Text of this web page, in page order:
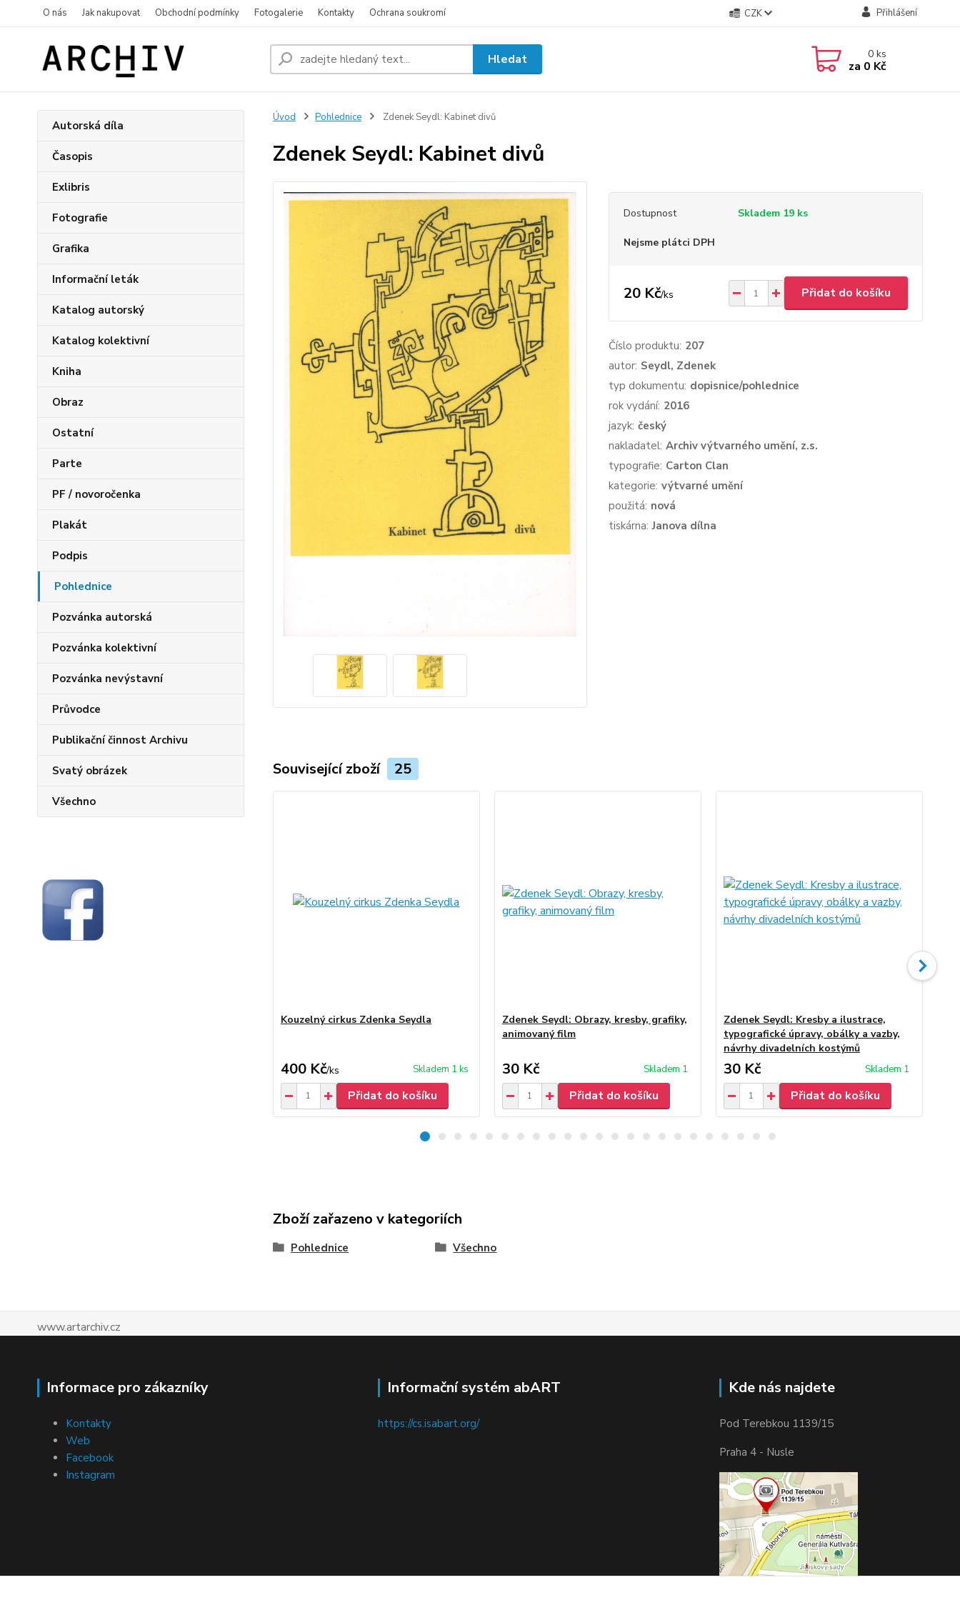
O nás Jak nakupovat Obchodní podmínky Fotogalerie Kontakty Ochrana soukromí CZK Přihlášení
Hledat 0ks
za 0 Kč
Autorská díla
Časopis
Exlibris
Fotografie
Grafika
Informační leták
Katalog autorský
Katalog kolektivní
Kniha
Obraz
Ostatní
Parte
PF / novoročenka
Plakát
Podpis
Pohlednice
Pozvánka autorská
Pozvánka kolektivní
Pozvánka nevýstavní
Průvodce
Publikační činnost Archivu
Svatý obrázek
Všechno
Úvod Pohlednice Zdenek Seydl: Kabinet divů
Zdenek Seydl: Kabinet divů
Dostupnost Skladem 19 ks
Nejsme plátci DPH
20 Kč/ks Přidat do košíku
Číslo produktu: 207
autor: Seydl, Zdenek
typ dokumentu: dopisnice/pohlednice
rok vydání: 2016
jazyk: český
nakladatel: Archiv výtvarného umění, z.s.
typografie: Carton Clan
kategorie: výtvarné umění
použitá: nová
tiskárna: Janova dílna
Související zboží 25
Kouzelný cirkus Zdenka Seydla
400 Kč/ks Skladem 1 ks
Přidat do košíku
Zdenek Seydl: Obrazy, kresby, grafiky,
animovaný film
30 Kč Skladem 1
Přidat do košíku
Zdenek Seydl: Kresby a ilustrace,
typografické úpravy, obálky a vazby,
návrhy divadelních kostýmů
30 Kč Skladem 1
Přidat do košíku
Zboží zařazeno v kategoriích
Pohlednice Všechno
www.artarchiv.cz
Informace pro zákazníky
Kontakty
Web
Facebook
Instagram
Informační systém abART
https://cs.isabart.org/
Kde nás najdete
Pod Terebkou 1139/15
Praha 4 - Nusle